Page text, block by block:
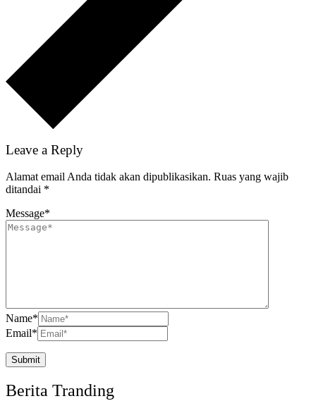
Leave a Reply
Alamat email Anda tidak akan dipublikasikan. Ruas yang wajib
ditandai *
Message*
Name*
Email*
Berita Tranding